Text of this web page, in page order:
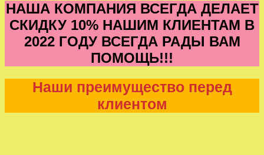
НАША КОМПАНИЯ ВСЕГДА ДЕЛАЕТ
СКИДКУ 10% НАШИМ КЛИЕНТАМ В
2022 ГОДУ ВСЕГДА РАДЫ ВАМ
ПОМОЩЬ!!!
Наши преимущество перед
клиентом